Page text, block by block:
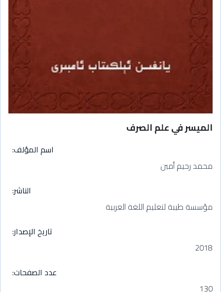
الميسر في علم الصرف
اسم المؤلف
محمد رحيم أمين
الناشر
مؤسسة طيبة لتعليم اللغة العربية
تاريخ الإصدار
2018
عدد الصفحات
130